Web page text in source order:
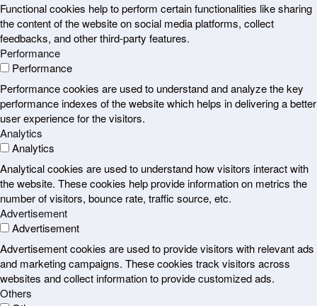
Functional cookies help to perform certain functionalities like sharing
the content of the website on social media platforms, collect
feedbacks, and other third-party features.
Performance
Performance
Performance cookies are used to understand and analyze the key
performance indexes of the website which helps in delivering a better
user experience for the visitors.
Analytics
Analytics
Analytical cookies are used to understand how visitors interact with
the website. These cookies help provide information on metrics the
number of visitors, bounce rate, traffic source, etc.
Advertisement
Advertisement
Advertisement cookies are used to provide visitors with relevant ads
and marketing campaigns. These cookies track visitors across
websites and collect information to provide customized ads.
Others